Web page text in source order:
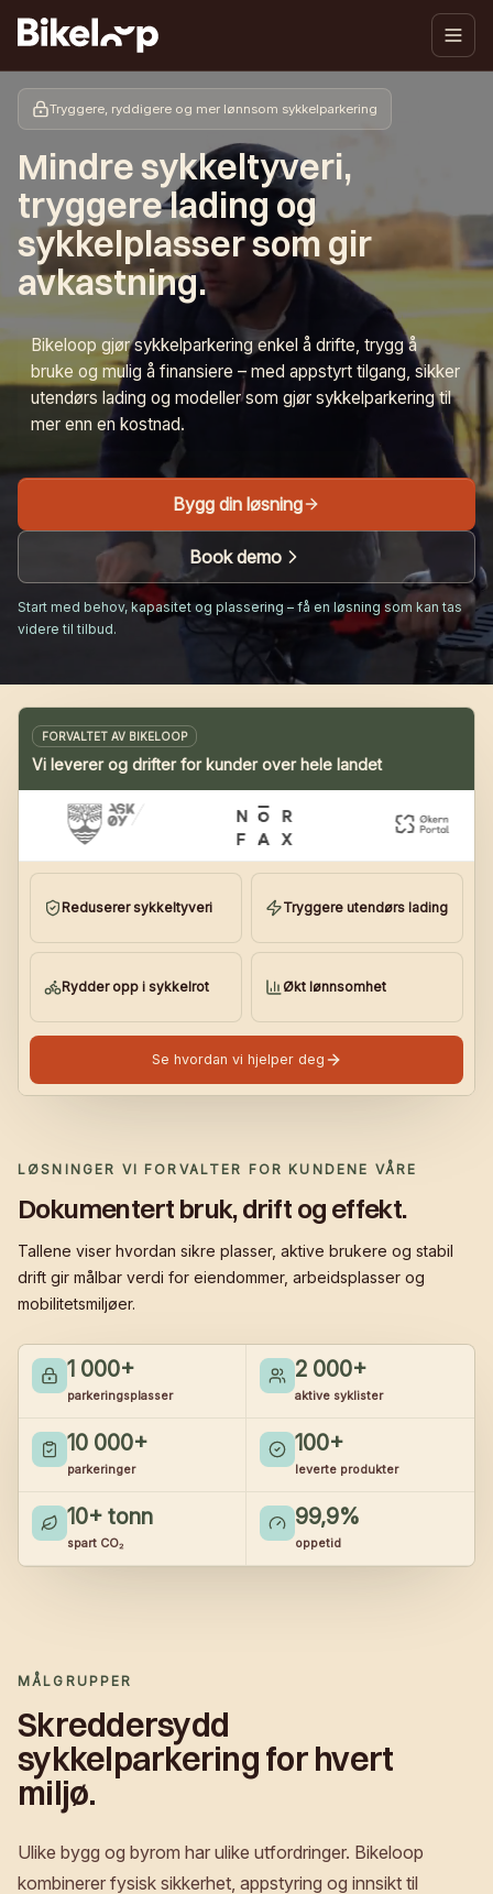
Tryggere, ryddigere og mer lønnsom sykkelparkering
Mindre sykkeltyveri,
tryggere lading og
sykkelplasser som gir
avkastning.
Bikeloop gjør sykkelparkering enkel å drifte, trygg å
bruke og mulig å finansiere – med appstyrt tilgang, sikker
utendørs lading og modeller som gjør sykkelparkering til
mer enn en kostnad.
Bygg din løsning
Book demo
Start med behov, kapasitet og plassering – få en løsning som kan tas
videre til tilbud.
FORVALTET AV BIKELOOP
Vi leverer og drifter for kunder over hele landet
Reduserer sykkeltyveri Tryggere utendørs lading
Rydder opp i sykkelrot Økt lønnsomhet
Se hvordan vi hjelper deg
LØSNINGER VI FORVALTER FOR KUNDENE VÅRE
Dokumentert bruk, drift og effekt.
Tallene viser hvordan sikre plasser, aktive brukere og stabil
drift gir målbar verdi for eiendommer, arbeidsplasser og
mobilitetsmiljøer.
1 000+
parkeringsplasser
2 000+
aktive syklister
10 000+
parkeringer
100+
leverte produkter
10+ tonn
spart CO₂
99,9%
oppetid
MÅLGRUPPER
Skreddersydd
sykkelparkering for hvert
miljø.
Ulike bygg og byrom har ulike utfordringer. Bikeloop
kombinerer fysisk sikkerhet, appstyring og innsikt til